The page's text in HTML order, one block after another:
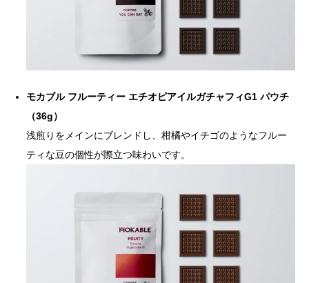
モカブル フルーティー エチオピアイルガチャフィG1 パウチ
（36g）
浅煎りをメインにブレンドし、柑橘やイチゴのようなフルー
ティな豆の個性が際立つ味わいです。